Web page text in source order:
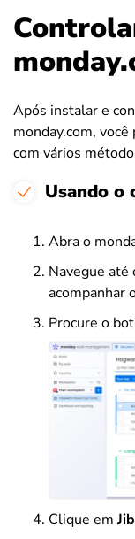
Após instalar e
monday.com,
com vários
Usando o
Abra o
Navegue até
acompanhar
Procure o
Clique em